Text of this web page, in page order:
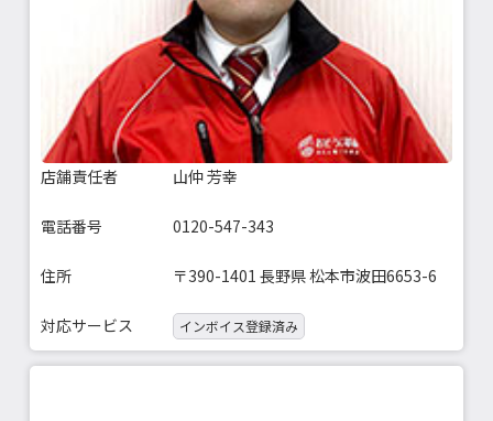
店舗責任者 山仲 芳幸
電話番号 0120-547-343
住所 〒390-1401 長野県 松本市波田6653-6
対応サービス インボイス登録済み